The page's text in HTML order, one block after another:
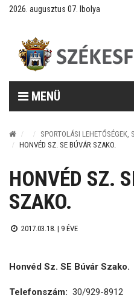
2026. augusztus 07. Ibolya
MENÜ
SPORTOLÁSI LEHETŐSÉGEK,
HONVÉD SZ. SE BÚVÁR SZAKO.
HONVÉD SZ.
SZAKO.
2017.03.18. | 9 ÉVE
Honvéd Sz. SE Búvár Szako.
Telefonszám: 30/929-8912